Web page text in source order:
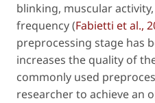
blinking, muscular
frequency (Fabietti et al.,
preprocessing stage has
increases the quality of
commonly used
researcher to achieve an